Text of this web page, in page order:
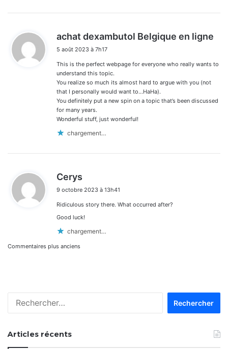
achat dexambutol Belgique en ligne
5 août 2023 à 7h17
This is the perfect webpage for everyone who really wants to
understand this topic.
You realize so much its almost hard to argue with you (not
that I personally would want to…HaHa).
You definitely put a new spin on a topic that’s been discussed
for many years.
Wonderful stuff, just wonderful!
chargement…
Cerys
t
9 octobre 2023 à 13h41
Ridiculous story there. What occurred after?
Good luck!
chargement…
Navigation
commentaires
Commentaires plus anciens
Articles récents